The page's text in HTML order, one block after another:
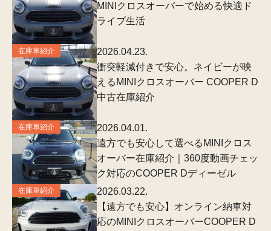
MINIクロスオーバーで始める快適ド
ライブ生活
在庫車紹介
2026.04.23.
衝突軽減付きで安心。ネイビーが映
えるMINIクロスオーバー COOPER D
中古在庫紹介
在庫車紹介
2026.04.01.
遠方でも安心して選べるMINIクロス
オーバー在庫紹介｜360度動画チェッ
ク対応のCOOPER Dディーゼル
在庫車紹介
2026.03.22.
【遠方でも安心】オンライン納車対
応のMINIクロスオーバーCOOPER D